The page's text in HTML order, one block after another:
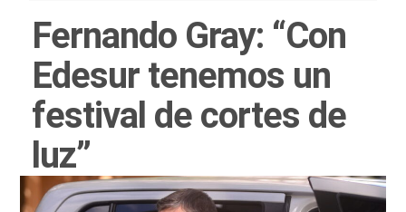
Fernando Gray: “Con
Edesur tenemos un
festival de cortes de
luz”